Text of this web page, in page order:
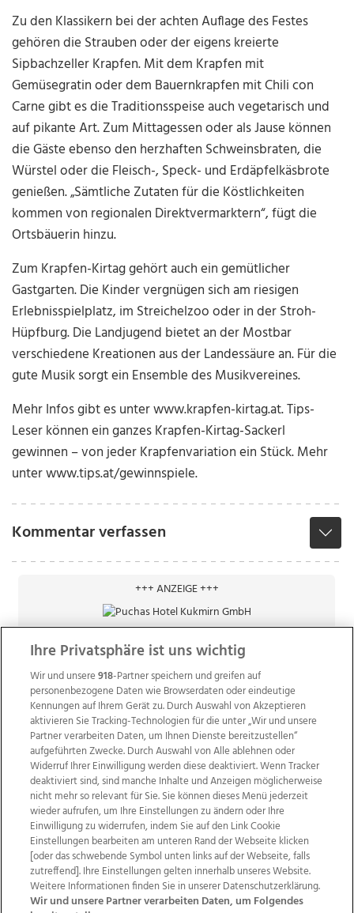
Zu den Klassikern bei der achten Auflage des Festes
gehören die Strauben oder der eigens kreierte
Sipbachzeller Krapfen. Mit dem Krapfen mit
Gemüsegratin oder dem Bauernkrapfen mit Chili con
Carne gibt es die Traditionsspeise auch vegetarisch und
auf pikante Art. Zum Mittagessen oder als Jause können
die Gäste ebenso den herzhaften Schweinsbraten, die
Würstel oder die Fleisch-, Speck- und Erdäpfelkäsbrote
genießen. „Sämtliche Zutaten für die Köstlichkeiten
kommen von regionalen Direktvermarktern“, fügt die
Ortsbäuerin hinzu.
Zum Krapfen-Kirtag gehört auch ein gemütlicher
Gastgarten. Die Kinder vergnügen sich am riesigen
Erlebnisspielplatz, im Streichelzoo oder in der Stroh-
Hüpfburg. Die Landjugend bietet an der Mostbar
verschiedene Kreationen aus der Landessäure an. Für die
gute Musik sorgt ein Ensemble des Musikvereines.
Mehr Infos gibt es unter www.krapfen-kirtag.at. Tips-
Leser können ein ganzes Krapfen-Kirtag-Sackerl
gewinnen – von jeder Krapfenvariation ein Stück. Mehr
unter www.tips.at/gewinnspiele.
Kommentar verfassen
+++ ANZEIGE +++
Wir über uns Mediadaten Kontakt
Jobs
Datenschutz
Impressum
AGB Anzeigekunden
AGB Website
Ehrenkodex Politische Werbung
Ihre Privatsphäre ist uns wichtig
Wir und unsere918-Partner speichern und greifen auf
personenbezogene Daten wie Browserdaten oder eindeutige
Kennungen auf Ihrem Gerät zu. Durch Auswahl von Akzeptieren
aktivieren Sie Tracking-Technologien für die unter „Wir und unsere
Partner verarbeiten Daten, um Ihnen Dienste bereitzustellen“
aufgeführten Zwecke. Durch Auswahl von Alle ablehnen oder
Widerruf Ihrer Einwilligung werden diese deaktiviert. Wenn Tracker
deaktiviert sind, sind manche Inhalte und Anzeigen möglicherweise
nicht mehr so relevant für Sie. Sie können dieses Menü jederzeit
wieder aufrufen, um Ihre Einstellungen zu ändern oder Ihre
Einwilligung zu widerrufen, indem Sie auf den Link Cookie
Einstellungen bearbeiten am unteren Rand der Webseite klicken
[oder das schwebende Symbol unten links auf der Webseite, falls
zutreffend]. Ihre Einstellungen gelten innerhalb unseres Website.
Weitere Informationen finden Sie in unserer Datenschutzerklärung.
Wir und unsere Partner verarbeiten Daten, um Folgendes